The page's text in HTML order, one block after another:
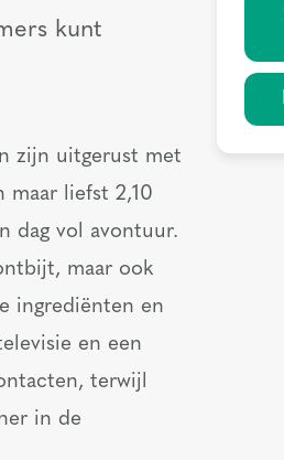
kunt
zijn uitgerust met
maar liefst 2,10
dag vol avontuur.
maar ook
ingrediënten en
en een
terwijl
in de